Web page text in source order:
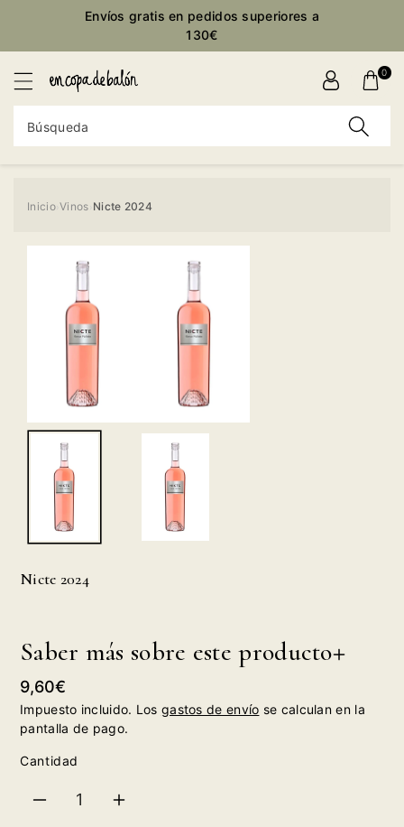
Envíos gratis en pedidos superiores a
130€
Búsqueda
0
Inicio›Vinos Nicte 2024
Nicte 2024
Saber más sobre este producto
Precio
habitual
9,60€
Impuesto incluido. Los gastos de envío se calculan en la
pantalla de pago.
Cantidad